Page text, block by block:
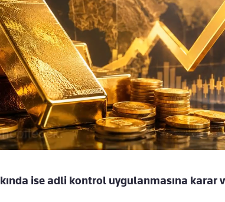
ise adli kontrol uygulanmasına karar